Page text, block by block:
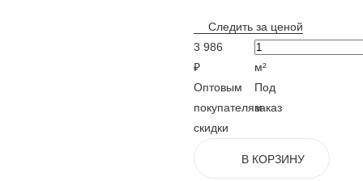
Следить за ценой
3 986
₽
Оптовым
покупателям
скидки
м²
Под
заказ
В КОРЗИНУ